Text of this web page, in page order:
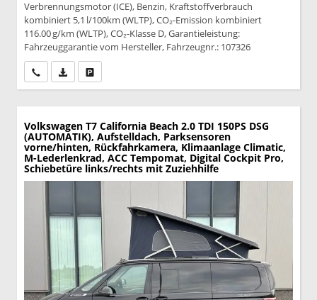
Verbrennungsmotor (ICE), Benzin, Kraftstoffverbrauch
kombiniert 5,1 l/100km (WLTP), CO₂-Emission kombiniert
116.00 g/km (WLTP), CO₂-Klasse D, Garantieleistung:
Fahrzeuggarantie vom Hersteller, Fahrzeugnr.: 107326
Wir rufen Sie anPDF-Datei, Fahrzeugexposé drucken
Volkswagen T7 California Beach 2.0 TDI 150PS DSG
(AUTOMATIK), Aufstelldach, Parksensoren
vorne/hinten, Rückfahrkamera, Klimaanlage Climatic,
M-Lederlenkrad, ACC Tempomat, Digital Cockpit Pro,
Schiebetüre links/rechts mit Zuziehhilfe